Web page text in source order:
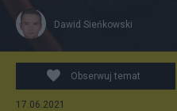
Tadeusz Sznuk -
Fot.: PAP
Dawid Sieńkowski
Obserwuj temat
17.06.2021